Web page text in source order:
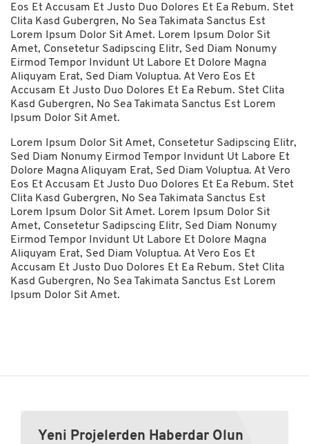
Eos Et Accusam Et Justo Duo Dolores Et Ea Rebum. Stet
Clita Kasd Gubergren, No Sea Takimata Sanctus Est
Lorem Ipsum Dolor Sit Amet. Lorem Ipsum Dolor Sit
Amet, Consetetur Sadipscing Elitr, Sed Diam Nonumy
Eirmod Tempor Invidunt Ut Labore Et Dolore Magna
Aliquyam Erat, Sed Diam Voluptua. At Vero Eos Et
Accusam Et Justo Duo Dolores Et Ea Rebum. Stet Clita
Kasd Gubergren, No Sea Takimata Sanctus Est Lorem
Ipsum Dolor Sit Amet.
Lorem Ipsum Dolor Sit Amet, Consetetur Sadipscing Elitr,
Sed Diam Nonumy Eirmod Tempor Invidunt Ut Labore Et
Dolore Magna Aliquyam Erat, Sed Diam Voluptua. At Vero
Eos Et Accusam Et Justo Duo Dolores Et Ea Rebum. Stet
Clita Kasd Gubergren, No Sea Takimata Sanctus Est
Lorem Ipsum Dolor Sit Amet. Lorem Ipsum Dolor Sit
Amet, Consetetur Sadipscing Elitr, Sed Diam Nonumy
Eirmod Tempor Invidunt Ut Labore Et Dolore Magna
Aliquyam Erat, Sed Diam Voluptua. At Vero Eos Et
Accusam Et Justo Duo Dolores Et Ea Rebum. Stet Clita
Kasd Gubergren, No Sea Takimata Sanctus Est Lorem
Ipsum Dolor Sit Amet.
Yeni Projelerden Haberdar Olun